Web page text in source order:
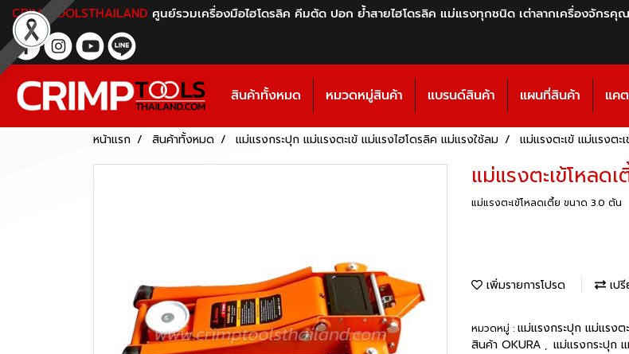
CRIMPTOOLSTHAILAND ศูนย์รวมเครื่องมือไฮโดรลิค คีมตัด ปอก ย้ำสายไฮโดรลิค แม่แรงทุกชนิด เต่าลากเครื่องจักรคุ
สินค้าทั้งหมด หมวดหมู่สินค้า แบรนด์สินค้า แผนที่สินค้า แค
หน้าแรก สินค้าทั้งหมด แม่แรงกระปุก แม่แรงตะเข้ แม่แรงไฮโดรลิค แม่แรงใช้ลม แม่แรงตะเข้ แม่แรงตะ
แม่แรงตะเข้โหลด
แม่แรงตะเข้โหลดเตี้ย ขนาด 3.0 ตัน
เพิ่มรายการโปรด เป
หมวดหมู่ : แม่แรงกระปุก แม่แรงต
สินค้า OKURA , แม่แรงกระปุก